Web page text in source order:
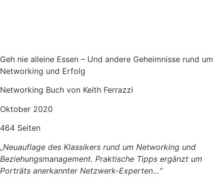
Geh nie alleine Essen – Und andere Geheimnisse rund um
Networking und Erfolg
Networking Buch von Keith Ferrazzi
Oktober 2020
464 Seiten
„Neuauflage des Klassikers rund um Networking und
Beziehungsmanagement. Praktische Tipps ergänzt um
Porträts anerkannter Netzwerk-Experten…“